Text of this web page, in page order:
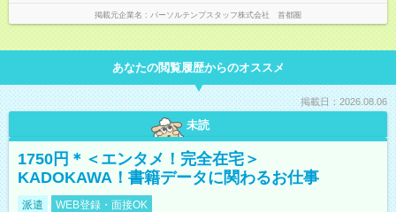
掲載元企業名 パーソルテンプスタッフ株式会社 首都圏
あなたの閲覧履歴からのオススメ
掲載日：2026.08.06
未読
1750円＊＜エンタメ！完全在宅＞
KADOKAWA！書籍データに関わるお仕事
派遣 WEB登録・面接OK